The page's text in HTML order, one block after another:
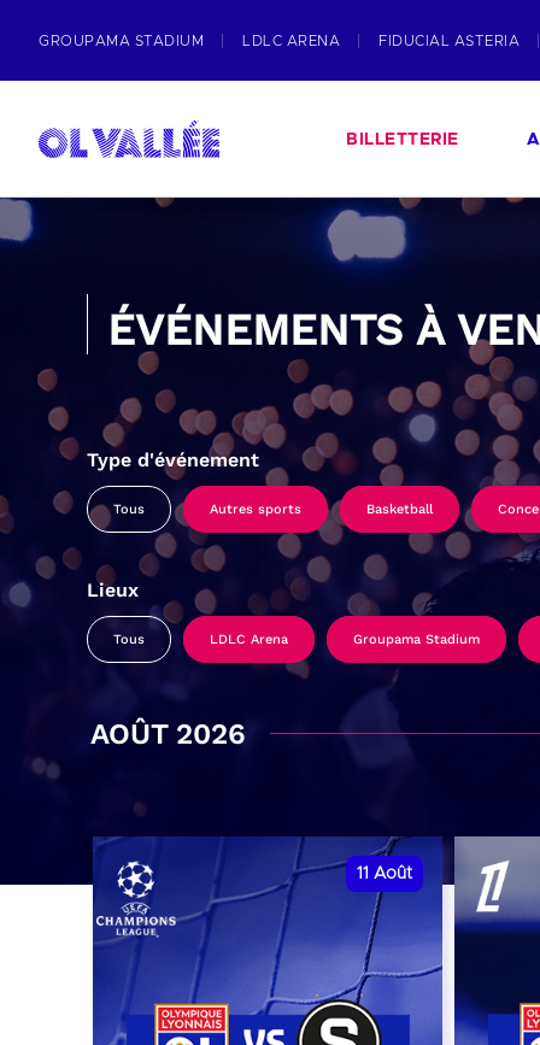
GROUPAMA STADIUM LDLC ARENA FIDUCIAL ASTERIA
BILLETTERIE
ÉVÉNEMENTS À
Type d'événement
Tous Autres sports Basketball
Lieux
Tous LDLC Arena Groupama Stadium
AOÛT 2026
11 Août